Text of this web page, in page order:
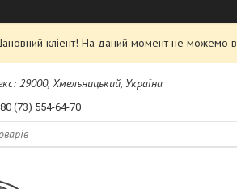
кліент! На даний момент не можемо
29000, Хмельницький, Україна
(73) 554-64-70